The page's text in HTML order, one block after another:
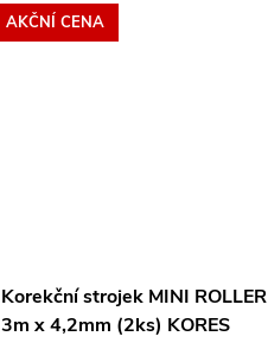
AKČNÍ CENA
Korekční strojek MINI ROLLER
3m x 4,2mm (2ks) KORES